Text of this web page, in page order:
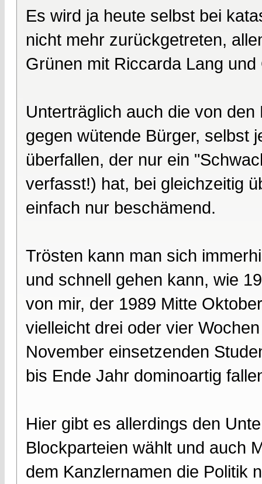
Es wird ja heute selbst bei
nicht mehr zurückgetreten,
Grünen mit Riccarda Lang und
Unterträglich auch die von
gegen wütende Bürger, selbst
überfallen, der nur ein
verfasst!) hat, bei gleichzeitig
einfach nur beschämend.
Trösten kann man sich
und schnell gehen kann, wie
von mir, der 1989 Mitte
vielleicht drei oder vier
November einsetzenden
bis Ende Jahr dominoartig
Hier gibt es allerdings den
Blockparteien wählt und auch
dem Kanzlernamen die Politik